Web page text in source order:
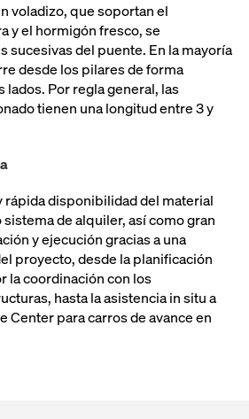
voladizo, que soportan el
y el hormigón fresco, se
sucesivas del puente. En la mayoría
desde los pilares de forma
lados. Por regla general, las
tienen una longitud entre 3 y
rápida disponibilidad del material
de alquiler, así como gran
y ejecución gracias a una
proyecto, desde la planificación
la coordinación con los
hasta la asistencia in situ a
Center para carros de avance en